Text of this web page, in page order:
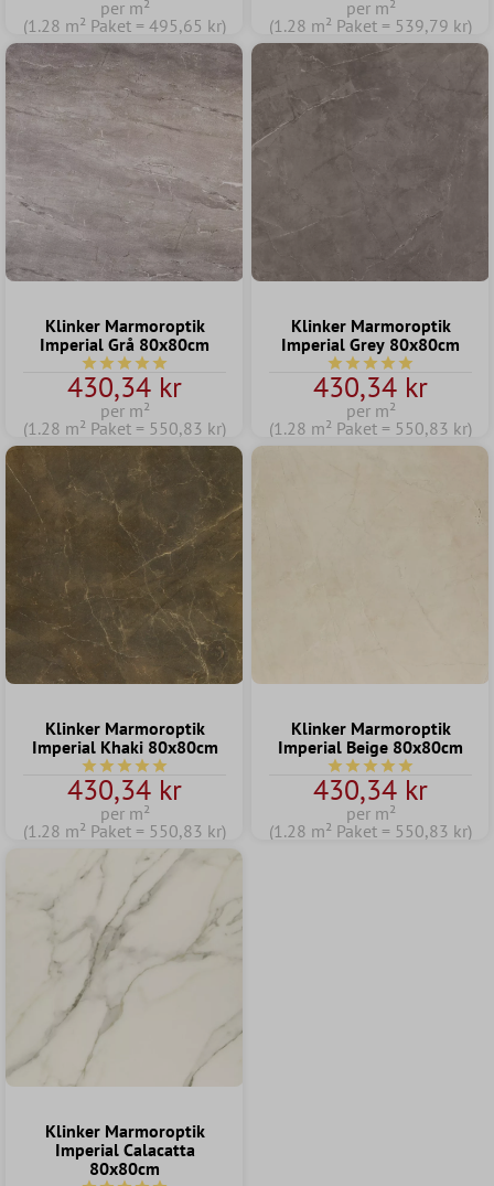
per m²
(1.28 m² Paket = 495,65 kr)
per m²
(1.28 m² Paket = 539,79 kr)
Klinker Marmoroptik
Imperial Grå 80x80cm
Genomsnittligt betyg på 5 av 5 stjärnor
430,34 kr
per m²
(1.28 m² Paket = 550,83 kr)
Klinker Marmoroptik
Imperial Grey 80x80cm
Genomsnittligt betyg
430,34 kr
per m²
(1.28 m² Paket = 550,83 kr)
Klinker Marmoroptik
Imperial Khaki 80x80cm
Genomsnittligt betyg på 5 av 5 stjärnor
430,34 kr
per m²
(1.28 m² Paket = 550,83 kr)
Klinker Marmoroptik
Imperial Beige 80x80cm
Genomsnittligt betyg
430,34 kr
per m²
(1.28 m² Paket = 550,83 kr)
Klinker Marmoroptik
Imperial Calacatta
80x80cm